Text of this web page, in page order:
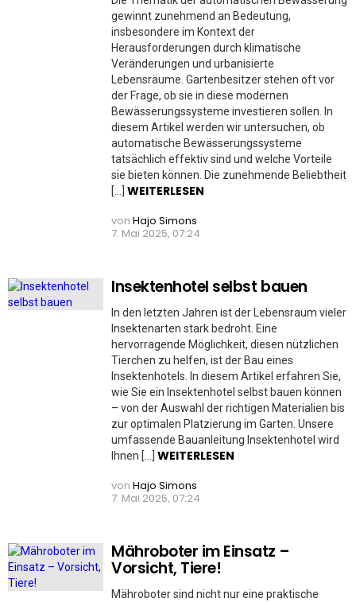
gewinnt zunehmend an Bedeutung,
insbesondere im Kontext der
Herausforderungen durch klimatische
Veränderungen und urbanisierte
Lebensräume. Gartenbesitzer stehen oft vor
der Frage, ob sie in diese modernen
Bewässerungssysteme investieren sollen. In
diesem Artikel werden wir untersuchen, ob
automatische Bewässerungssysteme
tatsächlich effektiv sind und welche Vorteile
sie bieten können. Die zunehmende Beliebtheit
[…] WEITERLESEN
von Hajo Simons
7. Mai 2025, 07:24
Insektenhotel selbst bauen
In den letzten Jahren ist der Lebensraum vieler
Insektenarten stark bedroht. Eine
hervorragende Möglichkeit, diesen nützlichen
Tierchen zu helfen, ist der Bau eines
Insektenhotels. In diesem Artikel erfahren Sie,
wie Sie ein Insektenhotel selbst bauen können
– von der Auswahl der richtigen Materialien bis
zur optimalen Platzierung im Garten. Unsere
umfassende Bauanleitung Insektenhotel wird
Ihnen […] WEITERLESEN
von Hajo Simons
7. Mai 2025, 07:24
Mähroboter im Einsatz –
Vorsicht, Tiere!
Mähroboter sind nicht nur eine praktische